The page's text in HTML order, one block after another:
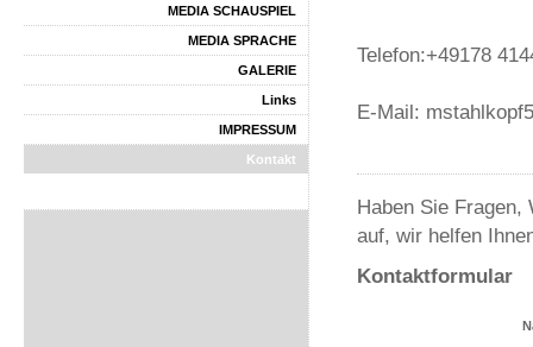
Telefon:+49178
E-Mail:
Haben Sie Fragen,
auf, wir helfen
Kontaktformular
MEDIA SCHAUSPIEL
MEDIA SPRACHE
GALERIE
Links
IMPRESSUM
Kontakt